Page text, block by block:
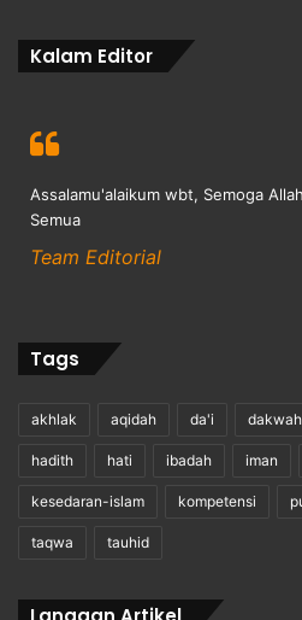
Kalam Editor
Assalamu'alaikum wbt, Semoga
Semua
Team Editorial
Tags
akhlak aqidah da'i dakwah
hadith hati ibadah iman
kesedaran-islam kompetensi
taqwa tauhid